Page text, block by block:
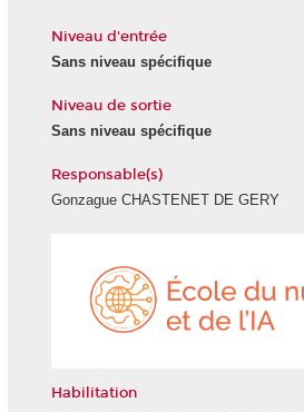
Niveau d'entrée
Sans niveau spécifique
Niveau de sortie
Sans niveau spécifique
Responsable(s)
Gonzague CHASTENET DE GERY
Habilitation